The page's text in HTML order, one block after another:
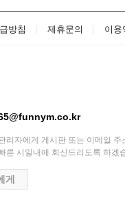
방침 제휴문의 이용
리자에게 게시판 또는 이메일 주
른 시일내에 회신드리도록 하겠
게